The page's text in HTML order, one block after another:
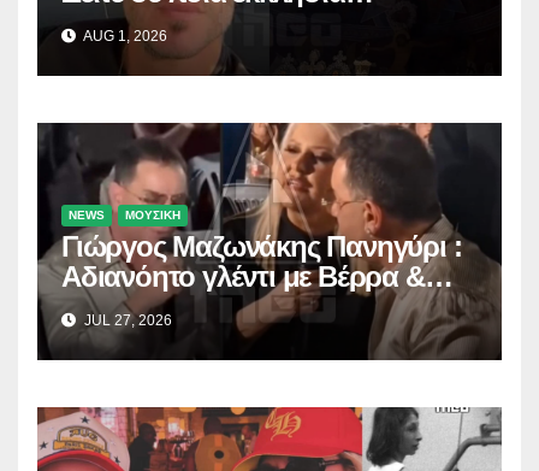
προσκύνησε!
AUG 1, 2026
NEWS ΜΟΥΣΙΚΗ
Γιώργος Μαζωνάκης Πανηγύρι :
Αδιανόητο γλέντι με Βέρρα &
Σαλέα
JUL 27, 2026